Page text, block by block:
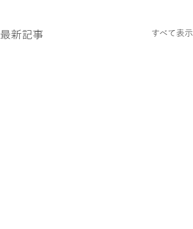
最新記事 すべて表示